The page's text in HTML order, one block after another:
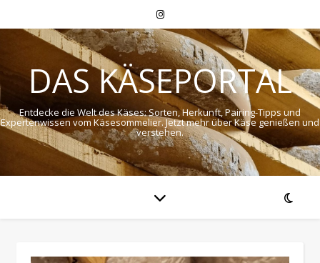
DAS KÄSEPORTAL
Entdecke die Welt des Käses: Sorten, Herkunft, Pairing-Tipps und
Expertenwissen vom Käsesommelier. Jetzt mehr über Käse genießen und
verstehen.